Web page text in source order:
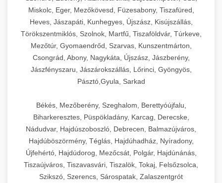
Miskolc, Eger, Mezőkövesd, Füzesabony, Tiszafüred,
Heves, Jászapáti, Kunhegyes, Újszász, Kisújszállás,
Törökszentmiklós, Szolnok, Martfű, Tiszaföldvár, Túrkeve,
Mezőtúr, Gyomaendrőd, Szarvas, Kunszentmárton,
Csongrád, Abony, Nagykáta, Újszász, Jászberény,
Jászfényszaru, Jászárokszállás, Lőrinci, Gyöngyös,
Pásztó,Gyula, Sarkad
Békés, Mezőberény, Szeghalom, Berettyóújfalu,
Biharkeresztes, Püspökladány, Karcag, Derecske,
Nádudvar, Hajdúszoboszló, Debrecen, Balmazújváros,
Hajdúböszörmény, Téglás, Hajdúhadház, Nyíradony,
Újfehértó, Hajdúdorog, Mezőcsát, Polgár, Hajdúnánás,
Tiszaújváros, Tiszavasvári, Tiszalök, Tokaj, Felsőzsolca,
Szikszó, Szerencs, Sárospatak, Zalaszentgrót